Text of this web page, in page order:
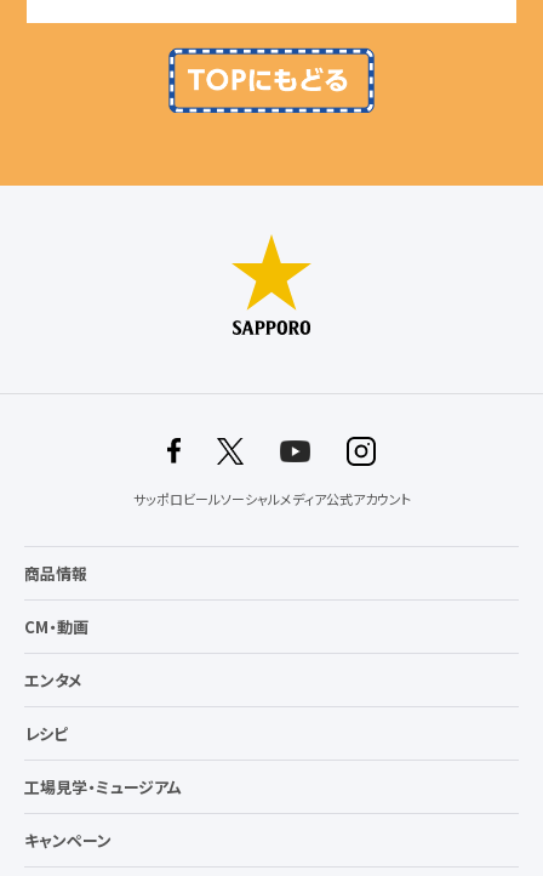
サッポロビールソーシャルメディア公式アカウント
商品情報
CM・動画
エンタメ
レシピ
工場見学・ミュージアム
キャンペーン